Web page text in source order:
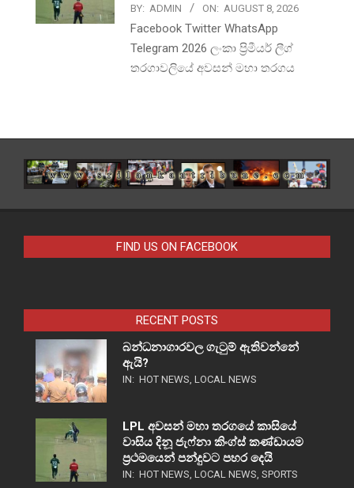
BY: ADMIN ON: AUGUST 8, 2026
Facebook Twitter WhatsApp
Telegram 2026 ලංකා ප්‍රිමීයර් ලීග්
තරගාවලියේ අවසන් මහා තරගය
FIND US ON FACEBOOK
RECENT POSTS
බන්ධනාගාරවල ගැටුම් ඇතිවන්නේ
ඇයි?
IN: HOT NEWS, LOCAL NEWS
LPL අවසන් මහා තරගයේ කාසියේ
වාසිය දිනූ ජැෆ්නා කිංග්ස් කණ්ඩායම
ප්‍රථමයෙන් පන්දුවට පහර දෙයි
IN: HOT NEWS, LOCAL NEWS, SPORTS